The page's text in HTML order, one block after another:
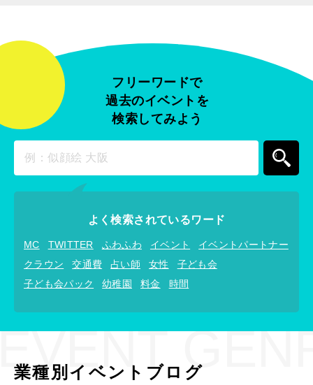
フリーワードで
過去のイベントを
検索してみよう
よく検索されているワード
MC TWITTER ふわふわ イベント
イベントパートナー
クラウン
交通費 占い師 女性
子ども会
子ども会パック
幼稚園 料金 時間
業種別イベントブログ